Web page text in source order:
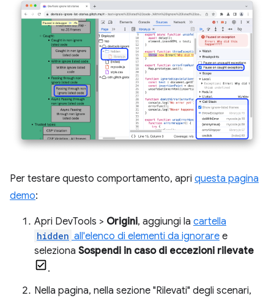
Per testare questo comportamento, apri questa pagina
demo:
Apri DevTools > Origini, aggiungi la cartella
hidden all'elenco di elementi da ignorare e
seleziona Sospendi in caso di eccezioni rilevate
.
Nella pagina, nella sezione "Rilevati" degli scenari,